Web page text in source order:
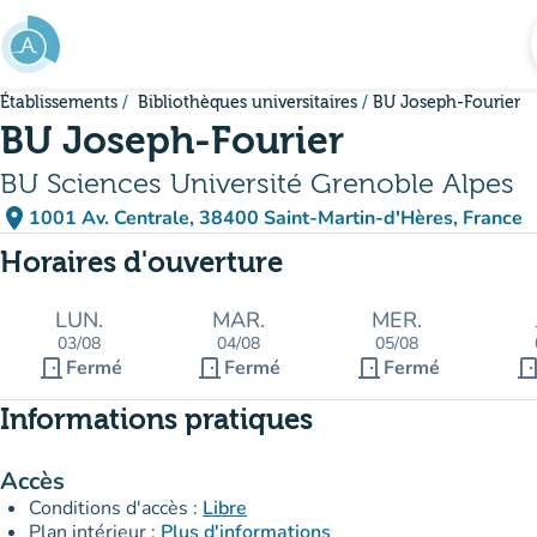
Aller au contenu principal
Établissements Bibliothèques universitaires BU Joseph-Fourier
BU Joseph-Fourier
BU Sciences Université Grenoble Alpes
place 1001 Av. Centrale, 38400 Saint-Martin-d'Hères, France
(ouvrir dans Google Maps)
(nouvel onglet)
Horaires d'ouverture
LUN.
03/08
door_front Fermé
MAR.
04/08
door_front Fermé
MER.
05/08
door_front Fermé door_front
Informations pratiques
Accès
Conditions d'accès : Libre